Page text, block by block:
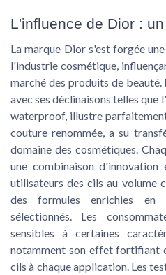
L'influence de Dior :
La marque Dior s'est forgée
l'industrie cosmétique,
marché des produits de beauté.
avec ses déclinaisons telles
waterproof, illustre
couture renommée, a su
domaine des cosmétiques.
une combinaison
utilisateurs des cils au volume
des formules enrichies en
sélectionnés. Les
sensibles à certaines
notamment son effet fortifiant
cils à chaque application. Les